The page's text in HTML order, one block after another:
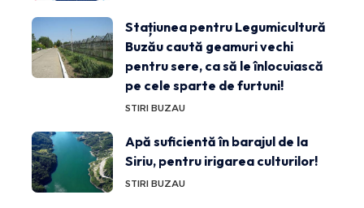
Stațiunea pentru Legumicultură
Buzău caută geamuri vechi
pentru sere, ca să le înlocuiască
pe cele sparte de furtuni!
STIRI BUZAU
Apă suficientă în barajul de la
Siriu, pentru irigarea culturilor!
STIRI BUZAU